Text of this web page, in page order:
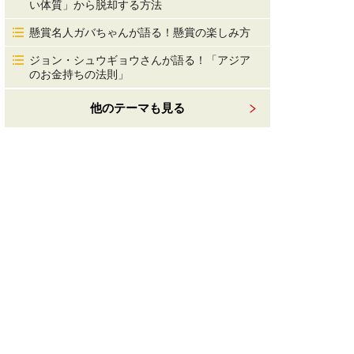
い体質」から脱却する方法
懸賞名人ガバちゃんが語る！懸賞の楽しみ方
ジョン・シュウギョウさんが語る！「アジア
のお金持ちの法則」
他のテーマも見る